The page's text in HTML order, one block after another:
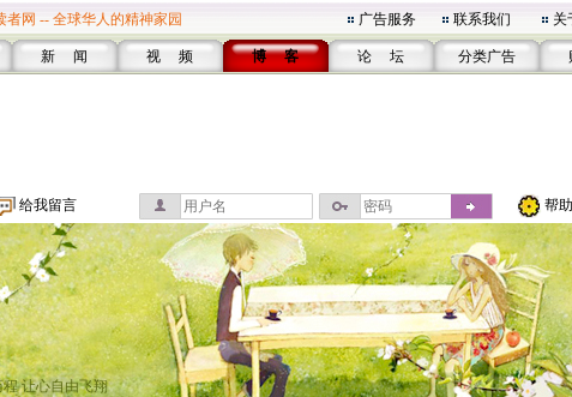
者网 -- 全球华人的精神家园 广告服务 联系我们 关
新 闻 视 频 博 客 论 坛 分类广告
给我留言 帮助
让心自由飞翔